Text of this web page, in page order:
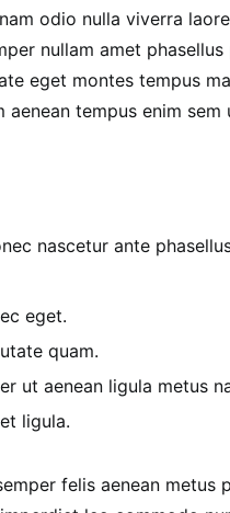
odio nulla viverra
nullam amet
eget montes tempus
tempus enim sem
nascetur ante
eget.
quam.
ut aenean ligula metus
ligula.
felis aenean metus